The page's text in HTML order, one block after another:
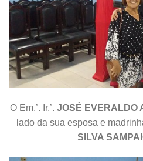
O Em.’. Ir.’. JOSÉ EVERALDO
lado da sua esposa e
SILVA